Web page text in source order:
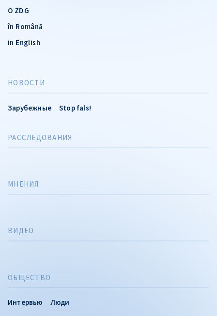
О ZDG
în Română
in English
НОВОСТИ
Зарубежные Stop fals!
РАССЛЕДОВАНИЯ
ОБЩЕСТВО
Интервью Люди
МНЕНИЯ
ВИДЕО